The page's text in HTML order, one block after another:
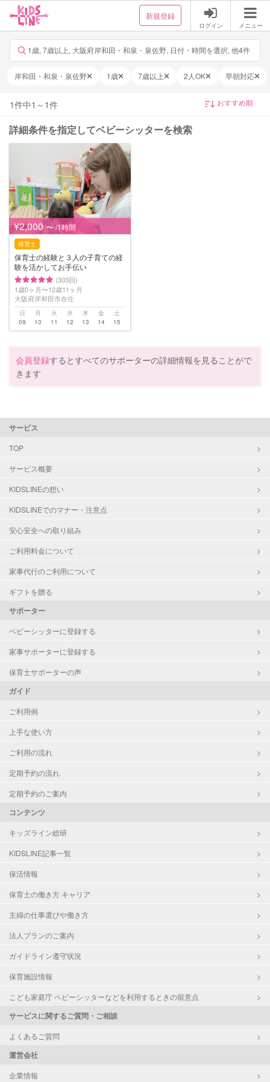
新規登録
ログイン メニュー
1歳, 7歳以上, 大阪府岸和田・和泉・泉佐野, 日付・時間を選択, 他4件
岸和田・和泉・泉佐野 1歳 7歳以上 2人OK 早朝対応
1件中1 ～ 1件
詳細条件を指定してベビーシッターを検索
¥2,000 〜 /1時間
保育士
保育士の経験と３人の子育ての経
験を活かしてお手伝い
(303回)
1歳0ヶ月〜12歳11ヶ月
大阪府岸和田市在住
日
09
月
10
火
11
水
12
木
13
金
14
土
15
会員登録するとすべてのサポーターの詳細情報を見ることがで
きます
サービス
TOP
サービス概要
KIDSLINEの想い
KIDSLINEでのマナー・注意点
安心安全への取り組み
ご利用料金について
家事代行のご利用について
ギフトを贈る
サポーター
ベビーシッターに登録する
家事サポーターに登録する
保育士サポーターの声
ガイド
ご利用例
上手な使い方
ご利用の流れ
定期予約の流れ
定期予約のご案内
コンテンツ
キッズライン総研
KIDSLINE記事一覧
保活情報
保育士の働き方 キャリア
主婦の仕事選びや働き方
法人プランのご案内
ガイドライン遵守状況
保育施設情報
こども家庭庁 ベビーシッターなどを利用するときの留意点
サービスに関するご質問・ご相談
よくあるご質問
運営会社
企業情報